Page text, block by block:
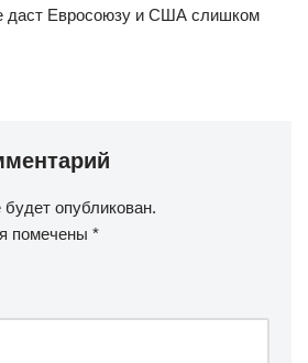
даст Евросоюзу и США слишком
опубликован.
помечены *